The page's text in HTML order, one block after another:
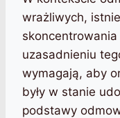
wrażliwych,
uzasadnieniu
wymagają, aby
były w stanie
podstawy